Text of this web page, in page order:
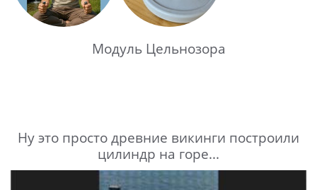
Модуль Цельнозора
Ну это просто древние викинги построили
цилиндр на горе...